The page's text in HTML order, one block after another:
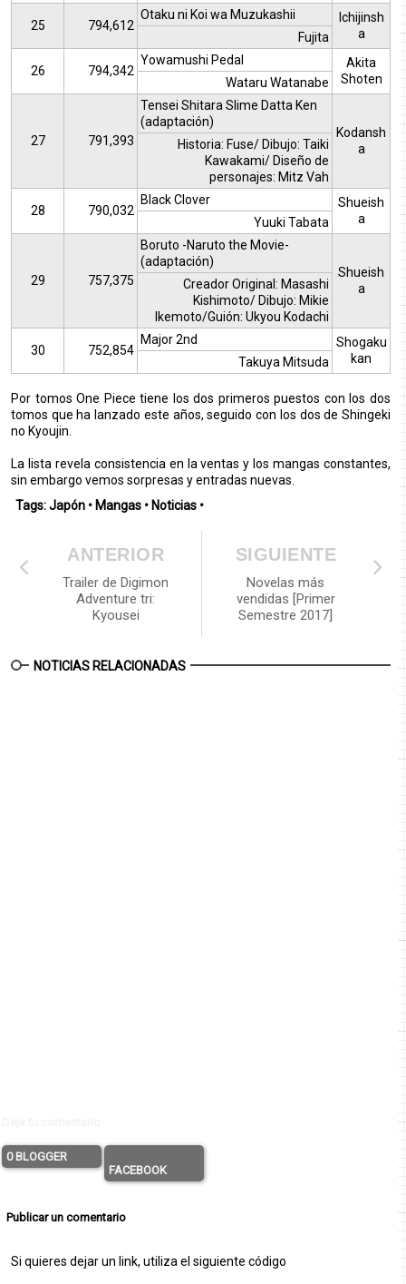
25 794,612
Otaku ni Koi wa Muzukashii
Ichijinsh
a
Fujita
26 794,342
Yowamushi Pedal
Akita
Shoten
Wataru Watanabe
27 791,393
Tensei Shitara Slime Datta Ken
(adaptación)
Kodansh
a
Historia: Fuse/ Dibujo: Taiki
Kawakami/ Diseño de
personajes: Mitz Vah
28 790,032
Black Clover
Shueish
a
Yuuki Tabata
29 757,375
Boruto -Naruto the Movie-
(adaptación)
Shueish
a
Creador Original: Masashi
Kishimoto/ Dibujo: Mikie
Ikemoto/Guión: Ukyou Kodachi
30 752,854
Major 2nd
Shogaku
kan
Takuya Mitsuda
Por tomos One Piece tiene los dos primeros puestos con los dos
tomos que ha lanzado este años, seguido con los dos de Shingeki
no Kyoujin.
La lista revela consistencia en la ventas y los mangas constantes,
sin embargo vemos sorpresas y entradas nuevas.
Tags:Japón • Mangas • Noticias •
SIGUIENTE
Novelas más
vendidas [Primer
Semestre 2017]
ANTERIOR
Trailer de Digimon
Adventure tri:
Kyousei
NOTICIAS RELACIONADAS
0 BLOGGER
FACEBOOK
Publicar un comentario
Si quieres dejar un link, utiliza el siguiente código